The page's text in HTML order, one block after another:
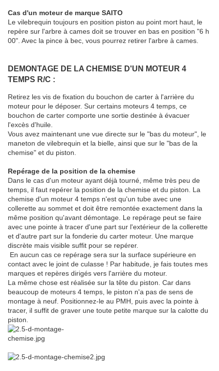
Cas d'un moteur de marque SAITO
Le vilebrequin toujours en position piston au point mort haut, le
repère sur l'arbre à cames doit se trouver en bas en position "6 h
00". Avec la pince à bec, vous pourrez retirer l'arbre à cames.
DEMONTAGE DE LA CHEMISE D'UN MOTEUR 4
TEMPS R/C :
Retirez les vis de fixation du bouchon de carter à l'arrière du
moteur pour le déposer. Sur certains moteurs 4 temps, ce
bouchon de carter comporte une sortie destinée à évacuer
l'excès d'huile.
Vous avez maintenant une vue directe sur le "bas du moteur", le
maneton de vilebrequin et la bielle, ainsi que sur le "bas de la
chemise" et du piston.
Repérage de la position de la chemise
Dans le cas d'un moteur ayant déjà tourné, même très peu de
temps, il faut repérer la position de la chemise et du piston. La
chemise d'un moteur 4 temps n'est qu'un tube avec une
collerette au sommet et doit être remontée exactement dans la
même position qu'avant démontage. Le repérage peut se faire
avec une pointe à tracer d'une part sur l'extérieur de la collerette
et d'autre part sur la fonderie du carter moteur. Une marque
discrète mais visible suffit pour se repérer.
En aucun cas ce repérage sera sur la surface supérieure en
contact avec le joint de culasse ! Par habitude, je fais toutes mes
marques et repères dirigés vers l'arrière du moteur.
La même chose est réalisée sur la tête du piston. Car dans
beaucoup de moteurs 4 temps, le piston n'a pas de sens de
montage à neuf. Positionnez-le au PMH, puis avec la pointe à
tracer, il suffit de graver une toute petite marque sur la calotte du
piston.